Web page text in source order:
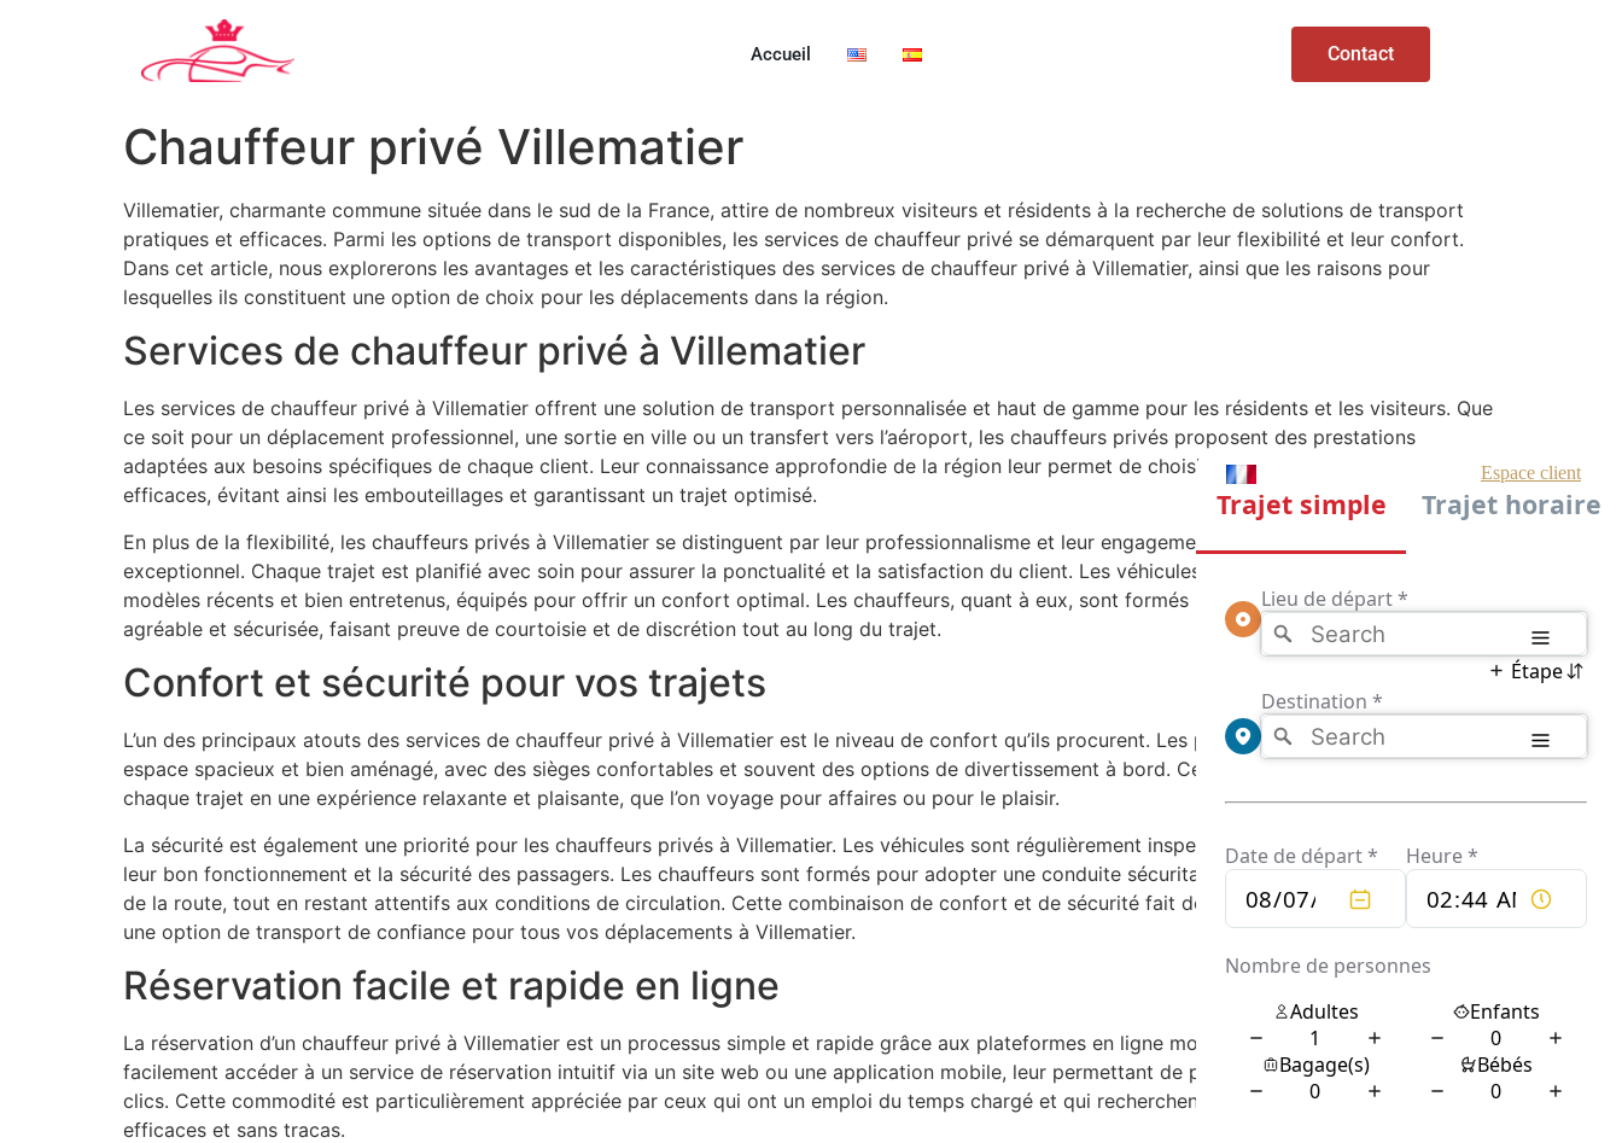
Accueil Contact
Chauffeur privé Villematier
Villematier, charmante commune située dans le sud de la France, attire de nombreux visiteurs et résidents à la recherche de solutions de transport
pratiques et efficaces. Parmi les options de transport disponibles, les services de chauffeur privé se démarquent par leur flexibilité et leur confort.
Dans cet article, nous explorerons les avantages et les caractéristiques des services de chauffeur privé à Villematier, ainsi que les raisons pour
lesquelles ils constituent une option de choix pour les déplacements dans la région.
Services de chauffeur privé à Villematier
Les services de chauffeur privé à Villematier offrent une solution de transport personnalisée et haut de gamme pour les résidents et les visiteurs. Que
ce soit pour un déplacement professionnel, une sortie en ville ou un transfert vers l’aéroport, les chauffeurs privés proposent des prestations
adaptées aux besoins spécifiques de chaque client. Leur connaissance approfondie de la région leur permet de choisir les itinéraires les plus
efficaces, évitant ainsi les embouteillages et garantissant un trajet optimisé.
En plus de la flexibilité, les chauffeurs privés à Villematier se distinguent par leur professionnalisme et leur engagement envers un service client
exceptionnel. Chaque trajet est planifié avec soin pour assurer la ponctualité et la satisfaction du client. Les véhicules utilisés sont généralement des
modèles récents et bien entretenus, équipés pour offrir un confort optimal. Les chauffeurs, quant à eux, sont formés pour offrir une expérience
agréable et sécurisée, faisant preuve de courtoisie et de discrétion tout au long du trajet.
Confort et sécurité pour vos trajets
L’un des principaux atouts des services de chauffeur privé à Villematier est le niveau de confort qu’ils procurent. Les passagers peuvent profiter d’un
espace spacieux et bien aménagé, avec des sièges confortables et souvent des options de divertissement à bord. Ce souci du détail transforme
chaque trajet en une expérience relaxante et plaisante, que l’on voyage pour affaires ou pour le plaisir.
La sécurité est également une priorité pour les chauffeurs privés à Villematier. Les véhicules sont régulièrement inspectés et entretenus pour garantir
leur bon fonctionnement et la sécurité des passagers. Les chauffeurs sont formés pour adopter une conduite sécuritaire et respectueuse des règles
de la route, tout en restant attentifs aux conditions de circulation. Cette combinaison de confort et de sécurité fait des services de chauffeur privé
une option de transport de confiance pour tous vos déplacements à Villematier.
Réservation facile et rapide en ligne
La réservation d’un chauffeur privé à Villematier est un processus simple et rapide grâce aux plateformes en ligne modernes. Les clients peuvent
facilement accéder à un service de réservation intuitif via un site web ou une application mobile, leur permettant de planifier leur trajet en quelques
clics. Cette commodité est particulièrement appréciée par ceux qui ont un emploi du temps chargé et qui recherchent des solutions de transport
efficaces et sans tracas.